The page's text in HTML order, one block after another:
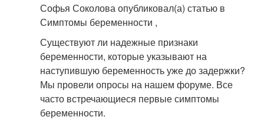
Софья Соколова опубликовал(а) статью в
Симптомы беременности ,
Существуют ли надежные признаки
беременности, которые указывают на
наступившую беременность уже до задержки?
Мы провели опросы на нашем форуме. Все
часто встречающиеся первые симптомы
беременности.